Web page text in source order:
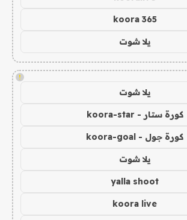
koora 365
يلا شوت
!
يلا شوت
كورة ستار - koora-star
كورة جول - koora-goal
يلا شوت
yalla shoot
koora live